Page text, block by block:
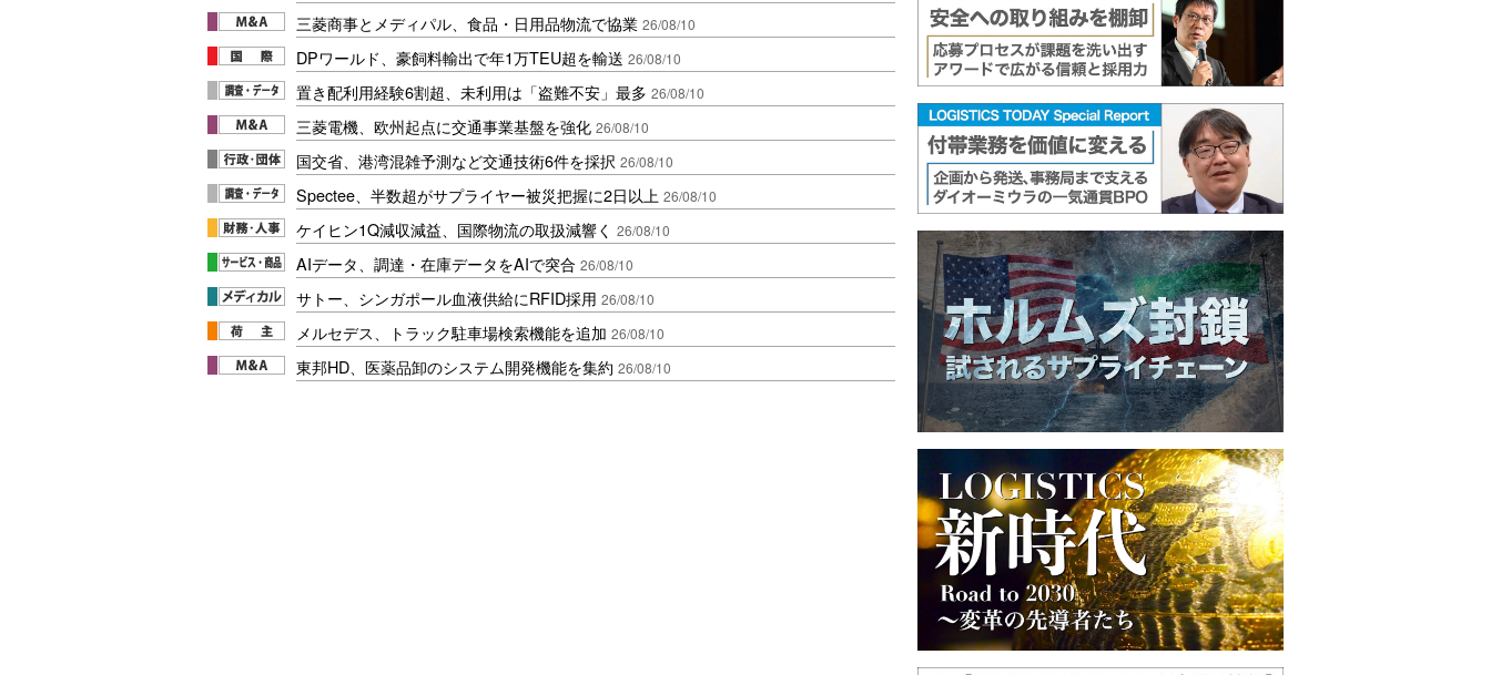
三菱商事とメディパル、食品・日用品物流で協業 26/08/10
DPワールド、豪飼料輸出で年1万TEU超を輸送 26/08/10
置き配利用経験6割超、未利用は「盗難不安」最多 26/08/10
三菱電機、欧州起点に交通事業基盤を強化 26/08/10
国交省、港湾混雑予測など交通技術6件を採択 26/08/10
Spectee、半数超がサプライヤー被災把握に2日以上 26/08/10
ケイヒン1Q減収減益、国際物流の取扱減響く 26/08/10
AIデータ、調達・在庫データをAIで突合 26/08/10
サトー、シンガポール血液供給にRFID採用 26/08/10
メルセデス、トラック駐車場検索機能を追加 26/08/10
東邦HD、医薬品卸のシステム開発機能を集約 26/08/10